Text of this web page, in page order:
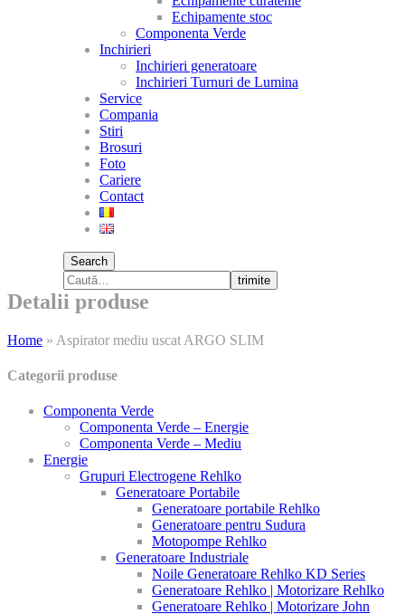
Echipamente stoc
Componenta Verde
Inchirieri
Inchirieri generatoare
Inchirieri Turnuri de Lumina
Service
Compania
Stiri
Brosuri
Foto
Cariere
Contact
Search
trimite
Detalii produse
Home » Aspirator mediu uscat ARGO SLIM
Categorii produse
Componenta Verde
Componenta Verde – Energie
Componenta Verde – Mediu
Energie
Grupuri Electrogene Rehlko
Generatoare Portabile
Generatoare portabile Rehlko
Generatoare pentru Sudura
Motopompe Rehlko
Generatoare Industriale
Noile Generatoare Rehlko KD Series
Generatoare Rehlko | Motorizare Rehlko
Generatoare Rehlko | Motorizare John